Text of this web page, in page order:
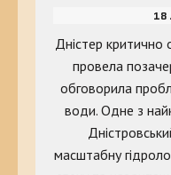
18
Дністер критично
провела
обговорила
води. Одне з
масштабну